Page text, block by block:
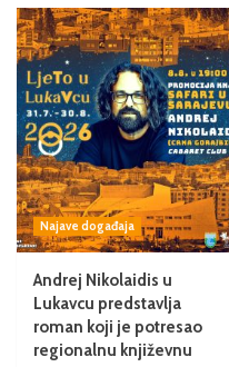
Najave događaja
Andrej Nikolaidis u
Lukavcu predstavlja
roman koji je potresao
regionalnu književnu